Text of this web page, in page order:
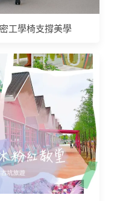
工學椅支撐美學